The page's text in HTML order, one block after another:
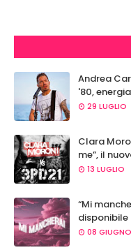
Andrea
'80,
29 LUGLIO
Clara
me”, il
13 LUGLIO
“Mi
08 GIUGNO